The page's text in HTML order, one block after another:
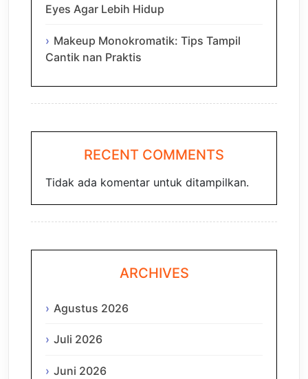
Eyes Agar Lebih Hidup
Makeup Monokromatik: Tips Tampil
Cantik nan Praktis
RECENT COMMENTS
Tidak ada komentar untuk ditampilkan.
ARCHIVES
Agustus 2026
Juli 2026
Juni 2026